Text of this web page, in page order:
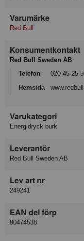
Varumärke
Red Bull
Konsumentkontakt
Red Bull Sweden AB
Telefon
020-45 25
Hemsida
Varukategori
Energidryck burk
Leverantör
Red Bull Sweden AB
Lev art nr
249241
EAN del förp
90474538